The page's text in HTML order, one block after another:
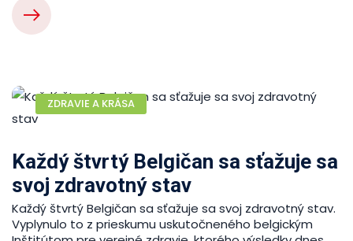
ZDRAVIE A KRÁSA
Každý štvrtý Belgičan sa sťažuje sa
svoj zdravotný stav
Každý štvrtý Belgičan sa sťažuje sa svoj zdravotný stav.
Vyplynulo to z prieskumu uskutočneného belgickým